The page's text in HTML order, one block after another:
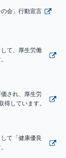
の会」行動宣言
て、厚生労働
され、厚生労
得しています。
て「健康優良